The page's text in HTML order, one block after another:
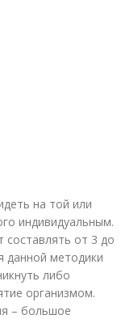
на той или
индивидуальным.
от 3 до
данной методики
либо
организмом.
– большое